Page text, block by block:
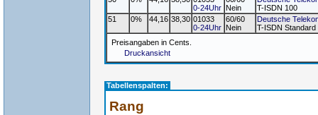
0-24Uhr Nein
T-ISDN 100
51
0% 44,16 38,30 01033
0-24Uhr
60/60
Nein
Deutsche
T-ISDN Standard
Preisangaben in Cents.
Druckansicht
Tabellenspalten:
Rang